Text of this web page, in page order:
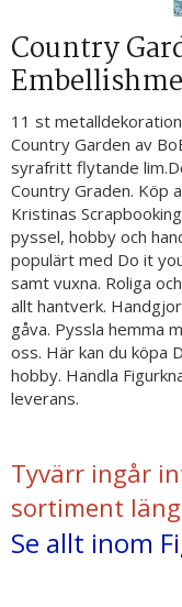
Country
11 st
Country Garden av
syrafritt flytande
Country Graden. Köp
Kristinas
pyssel, hobby och
populärt med Do it
samt vuxna. Roliga
allt hantverk.
gåva. Pyssla hemma
oss. Här kan du köpa
hobby. Handla
leverans.
Tyvärr ingår
sortiment
Se allt inom